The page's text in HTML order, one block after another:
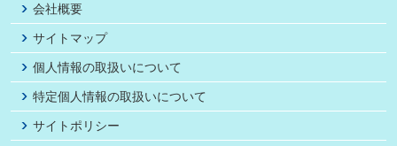
会社概要
サイトマップ
個人情報の取扱いについて
特定個人情報の取扱いについて
サイトポリシー